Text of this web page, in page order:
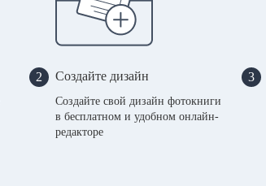
2 Создайте дизайн
Создайте свой дизайн фотокниги
в бесплатном и удобном онлайн-
редакторе
3